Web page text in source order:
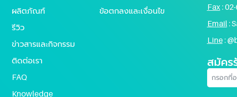
ผลิตภัณฑ์
รีวิว
ข่าวสารและกิจกรรม
ติดต่อเรา
FAQ
Knowledge
ข้อตกลงและเงื่อนไข
Fax:
Email:
Line:
สมัคร